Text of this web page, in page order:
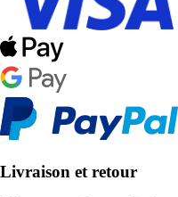
Livraison et retour